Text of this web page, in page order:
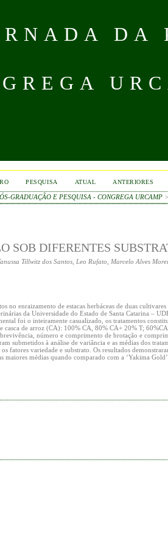
DA
PESQUISA ATUAL ANTERIORES
GRADUAÇÃO E PESQUISA - CONGREGA URCAMP >
SOB DIFERENTES
Tillwitz dos Santos, Leo Rufato, Marcelo Alves
no enraizamento de estacas herbáceas de duas
da Universidade do Estado de Santa Catarina –
foi o inteiramente casualizado, os tratamentos
casca de arroz (CA): 100% CA, 80% CA+ 20% T;
número e comprimento de brotação e
submetidos à análise de variância e as médias dos
fatores variedade e substrato. Os resultados
médias quando comparado com a ‘Yakima Gold’.